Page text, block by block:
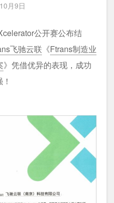
月9日
公开赛公布结
飞驰云联 《Ftrans制造业
》凭借优异的表现，成功